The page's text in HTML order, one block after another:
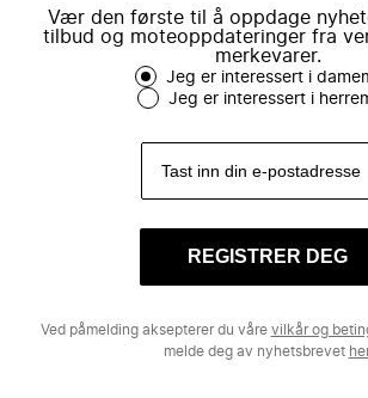
Vær den første til å oppdage
tilbud og moteoppdateringer fra
merkevarer.
Jeg er interessert i
Jeg er interessert i
REGISTRER DEG
Ved påmelding aksepterer du våre vilkår og
melde deg av nyhetsbrevet